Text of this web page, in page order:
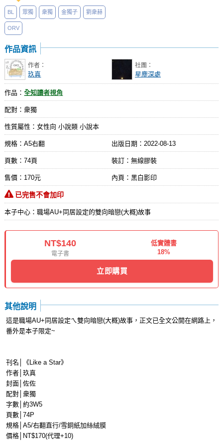
BL 眾獨 衆獨 金獨子 劉衆赫
ORV
作品資訊
作者：
玖真
社團：
星塵深處
作品：全知讀者視角
配對：衆獨
性質屬性：女性向 小說類 小說本
規格：A5右翻 出版日期： 2022-08-13
頁數：74頁 裝訂：無線膠裝
售價：170元 內頁：黑白影印
已完售不會加印
本子中心：職場AU+同居設定的雙向暗戀(大概)故事
NT$140
電子書
低實體書
18%
立即購買
其他說明
這是職場AU+同居設定ㄟ雙向暗戀(大概)故事，正文已全文公開在網路上，
番外是本子限定~
刊名│《Like a Star》
作者│玖真
封面│佐佐
配對│衆獨
字數│約3W5
頁數│74P
規格│A5/右翻直行/雪銅紙加絲絨膜
價格│NT$170(代理+10)